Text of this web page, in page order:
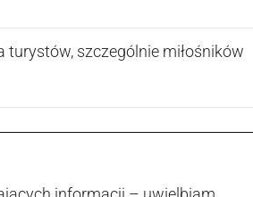
szczególnie miłośników